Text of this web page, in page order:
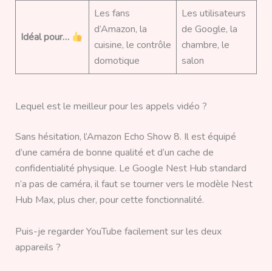
Idéal pour…
Les fans
d’Amazon, la
cuisine, le contrôle
domotique
Les utilisateurs
de Google, la
chambre, le
salon
Lequel est le meilleur pour les appels vidéo ?
Sans hésitation, l’Amazon Echo Show 8. Il est équipé
d’une caméra de bonne qualité et d’un cache de
confidentialité physique. Le Google Nest Hub standard
n’a pas de caméra, il faut se tourner vers le modèle Nest
Hub Max, plus cher, pour cette fonctionnalité.
Puis-je regarder YouTube facilement sur les deux
appareils ?